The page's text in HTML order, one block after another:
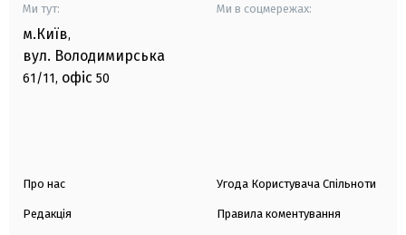
Ми тут:
м.Київ,
вул. Володимирська
61/11, офіс 50
Ми в соцмережах:
Про нас
Редакція
Угода Користувача Спільноти
Правила коментування